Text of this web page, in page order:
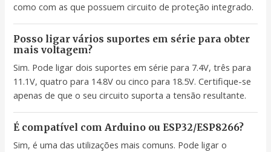
como com as que possuem circuito de proteção integrado.
Posso ligar vários suportes em série para obter
mais voltagem?
Sim. Pode ligar dois suportes em série para 7.4V, três para
11.1V, quatro para 14.8V ou cinco para 18.5V. Certifique-se
apenas de que o seu circuito suporta a tensão resultante.
É compatível com Arduino ou ESP32/ESP8266?
Sim, é uma das utilizações mais comuns. Pode ligar o